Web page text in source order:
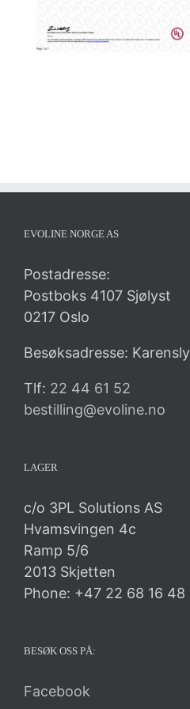
EVOLINE NORGE AS
Postadresse:
Postboks 4107 Sjølyst
0217 Oslo
Besøksadresse:
Tlf: 22 44 61 52
bestilling@evoline.no
LAGER
c/o 3PL Solutions AS
Hvamsvingen 4c
Ramp 5/6
2013 Skjetten
Phone: +47 22 68 16 48
BESØK OSS PÅ:
Facebook